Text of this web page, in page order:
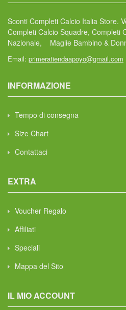
Sconti Completi Calcio Italia Store.
Completi Calcio Squadre, Completi
Nazionale, Maglie Bambino &
Email: primeratiendaapoyo@gmail.com
INFORMAZIONE
Tempo di consegna
Size Chart
Contattaci
EXTRA
Voucher Regalo
Affiliati
Speciali
Mappa del Sito
IL MIO ACCOUNT